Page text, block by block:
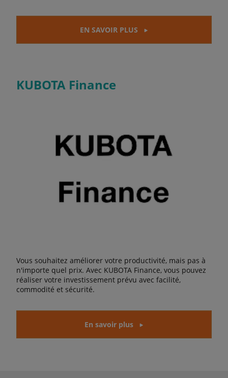
EN SAVOIR PLUS
KUBOTA Finance
Vous souhaitez améliorer votre productivité, mais pas à
n'importe quel prix. Avec KUBOTA Finance, vous pouvez
réaliser votre investissement prévu avec facilité,
commodité et sécurité.
En savoir plus